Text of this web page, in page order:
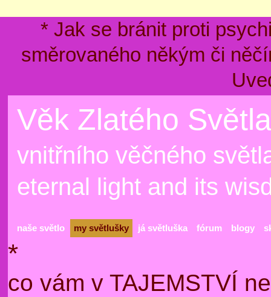
* Jak se bránit proti
směrovaného někým či
Věk Zlatého
vnitřního věčného
eternal light and its
naše světlo my světlušky já světluška fórum blogy
*
co vám v TAJEMSTVÍ